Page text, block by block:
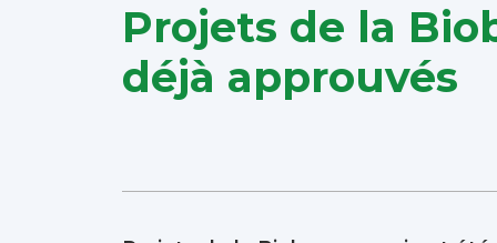
Projets de la
déjà approuvés